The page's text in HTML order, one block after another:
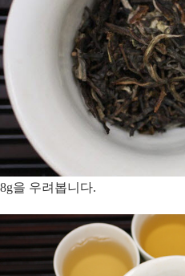
8g을 우려봅니다.